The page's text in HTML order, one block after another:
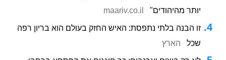
יותר מהיהודים"
maariv.co.il
זו הבנה בלתי נתפסת: האיש החזק בעולם הוא בריון רפה
שכל
הארץ